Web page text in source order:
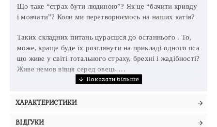
Що таке “страх бути людиною”? Як це “бачити кривду
і мовчати”? Коли ми перетворюємось на наших катів?
Таких складних питань цураєшся до останнього . То,
може, краще буде їх розглянути на прикладі одного пса
що живе у світі тотального страху, брехні і жадібності?
Живе немов вівця серед овець….
ХАРАКТЕРИСТИКИ
ВІДГУКИ